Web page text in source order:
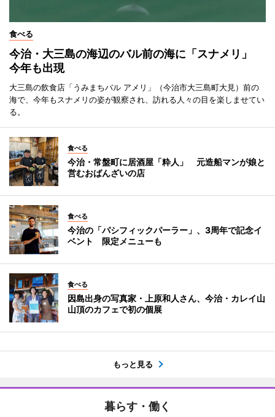
食べる
今治・大三島の海辺のバル前の海に「スナメリ」
今年も出現
大三島の飲食店「うみまちバル アメリ」（今治市大三島町大見）前の
海で、今年もスナメリの姿が観察され、訪れる人々の目を楽しませてい
る。
食べる
今治・常盤町に居酒屋「粋人」 元造船マンが娘と
営むおばんざいの店
食べる
今治の「パシフィックパーラー」、3周年で記念イ
ベント 限定メニューも
食べる
因島出身の写真家・上原和人さん、今治・カレイ山
山頂のカフェで初の個展
もっと見る
暮らす・働く